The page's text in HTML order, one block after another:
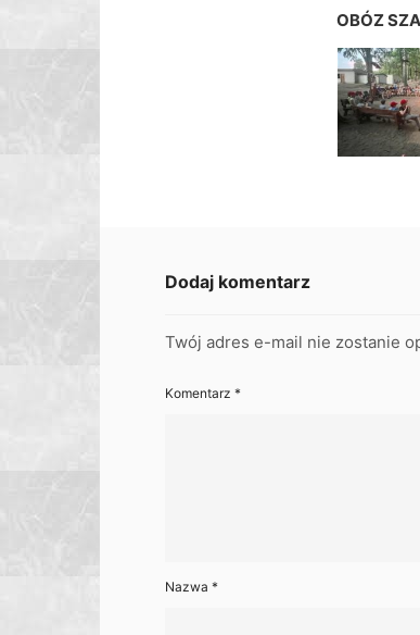
OBÓZ
Dodaj komentarz
Twój adres e-mail nie zostanie
Komentarz *
Nazwa *